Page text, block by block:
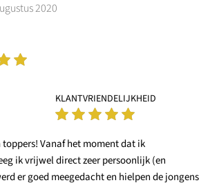
2020
KLANTVRIENDELIJKHEID
Vanaf het moment dat ik
ik vrijwel direct zeer persoonlijk (en
er goed meegedacht en hielpen de jongens